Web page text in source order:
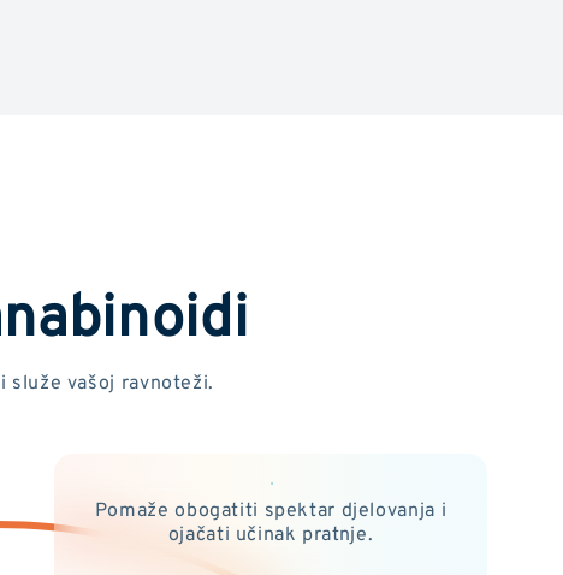
služe vašoj ravnoteži.
Pomaže obogatiti spektar djelovanja i
ojačati učinak pratnje.